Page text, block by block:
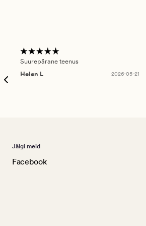
Suurepärane teenus
Helen L
2026-05-21
Jälgi meid
Facebook